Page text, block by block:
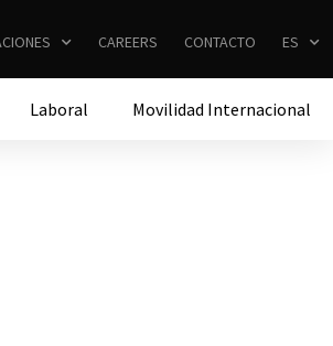
CAREERS CONTACTO ES
Laboral Movilidad Internacional